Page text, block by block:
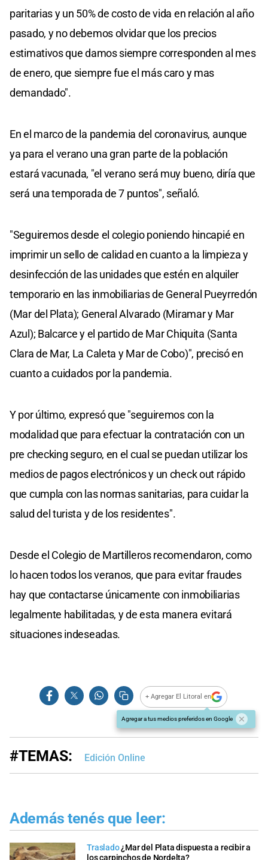
paritarias y un 50% de costo de vida en relación al año
pasado, y no debemos olvidar que los precios
estimativos que damos siempre corresponden al mes
de enero, que siempre fue el más caro y mas
demandado".
En el marco de la pandemia del coronavirus, aunque
ya para el verano una gran parte de la población
estará vacunada, "el verano será muy bueno, diría que
será una temporada de 7 puntos", señaló.
"Seguiremos desde el colegio poniendo hincapié en
imprimir un sello de calidad en cuanto a la limpieza y
desinfección de las unidades que estén en alquiler
temporario en las inmobiliarias de General Pueyrredón
(Mar del Plata); General Alvarado (Miramar y Mar
Azul); Balcarce y el partido de Mar Chiquita (Santa
Clara de Mar, La Caleta y Mar de Cobo)", precisó en
cuanto a cuidados por la pandemia.
Y por último, expresó que "seguiremos con la
modalidad que para efectuar la contratación con un
pre checking seguro, en el cual se puedan utilizar los
medios de pagos electrónicos y un check out rápido
que cumpla con las normas sanitarias, para cuidar la
salud del turista y de los residentes".
Desde el Colegio de Martilleros recomendaron, como
lo hacen todos los veranos, que para evitar fraudes
hay que contactarse únicamente con inmobiliarias
legalmente habilitadas, y de esta manera evitará
situaciones indeseadas.
+ Agregar El Litoral en
Agregar a tus medios preferidos en Google
#TEMAS: Edición Online
Además tenés que leer:
Traslado¿Mar del Plata dispuesta a recibir a